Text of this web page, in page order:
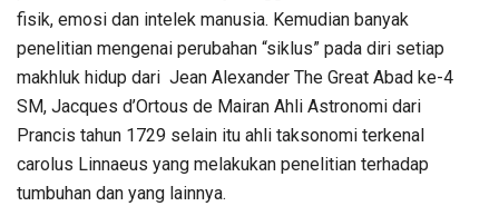
fisik, emosi dan intelek manusia. Kemudian banyak
penelitian mengenai perubahan “siklus” pada diri setiap
makhluk hidup dari Jean Alexander The Great Abad ke-4
SM, Jacques d’Ortous de Mairan Ahli Astronomi dari
Prancis tahun 1729 selain itu ahli taksonomi terkenal
carolus Linnaeus yang melakukan penelitian terhadap
tumbuhan dan yang lainnya.